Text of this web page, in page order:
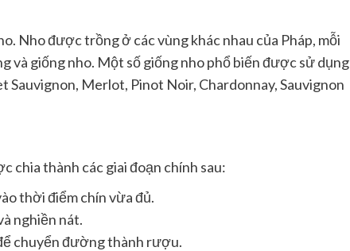
Nho được trồng ở các vùng khác nhau của Pháp, mỗi
và giống nho. Một số giống nho phổ biến được sử dụng
Sauvignon, Merlot, Pinot Noir, Chardonnay, Sauvignon
chia thành các giai đoạn chính sau:
thời điểm chín vừa đủ.
nghiền nát.
chuyển đường thành rượu.